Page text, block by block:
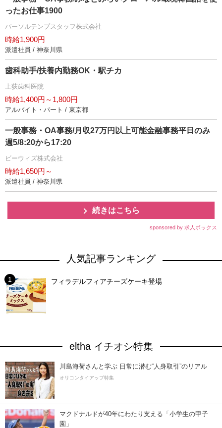
ったお仕事1900
パーソルテンプスタッフ株式会社
時給1,900円
派遣社員 / 神奈川県
歯科助手/扶養内勤務OK・駅チカ
上荻歯科医院
時給1,400円～1,800円
アルバイト・パート / 東京都
一般事務・OA事務/月収27万円以上可能金融事務平日のみ
週5/8:20から17:20
ビーウィズ株式会社
時給1,650円～
派遣社員 / 神奈川県
続きはこちら
sponsored by 求人ボックス
人気記事ランキング
フィラデルフィアチーズケーキ登場
eltha イチオシ特集
川島海荷さんと学ぶ 日常に潜む“人身取引”のリアル
オリコンタイアップ特集
マクドナルドが40年にわたり支える「小学生の甲子
園」